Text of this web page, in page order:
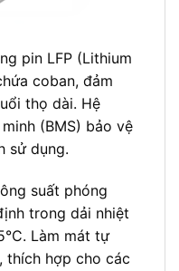
pin LFP (Lithium
coban, đảm
thọ dài. Hệ
(BMS) bảo vệ
sử dụng.
suất phóng
trong dải nhiệt
Làm mát tự
thích hợp cho các